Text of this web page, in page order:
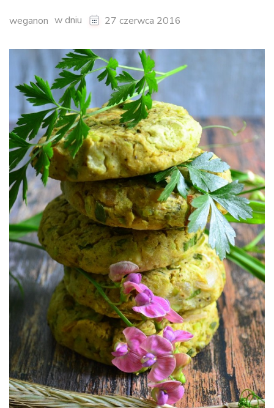
weganon w dniu 27 czerwca 2016